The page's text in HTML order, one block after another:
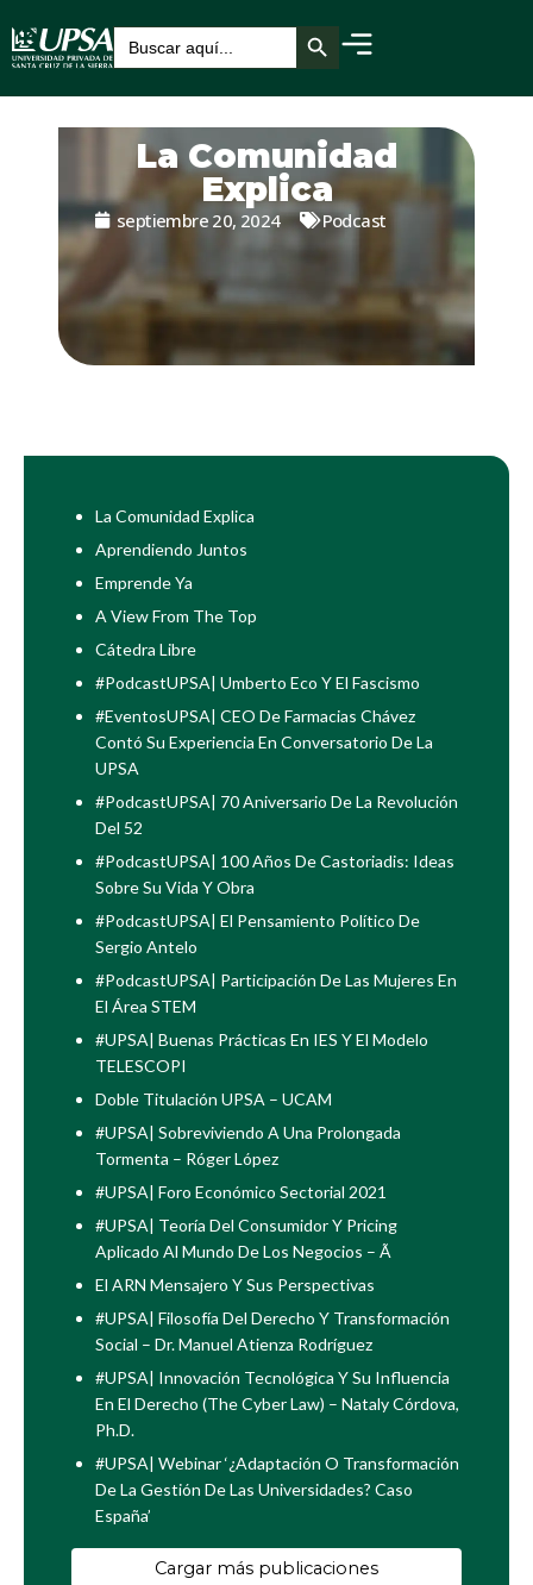
Buscar: Botón de búsqueda
La Comunidad
Explica
septiembre 20, 2024 Podcast
La Comunidad Explica
Aprendiendo Juntos
Emprende Ya
A View From The Top
Cátedra Libre
#PodcastUPSA| Umberto Eco Y El Fascismo
#EventosUPSA| CEO De Farmacias Chávez
Contó Su Experiencia En Conversatorio De La
UPSA
#PodcastUPSA| 70 Aniversario De La Revolución
Del 52
#PodcastUPSA| 100 Años De Castoriadis: Ideas
Sobre Su Vida Y Obra
#PodcastUPSA| El Pensamiento Político De
Sergio Antelo
#PodcastUPSA| Participación De Las Mujeres En
El Área STEM
#UPSA| Buenas Prácticas En IES Y El Modelo
TELESCOPI
Doble Titulación UPSA – UCAM
#UPSA| Sobreviviendo A Una Prolongada
Tormenta – Róger López
#UPSA| Foro Económico Sectorial 2021
#UPSA| Teoría Del Consumidor Y Pricing
Aplicado Al Mundo De Los Negocios – Ã
El ARN Mensajero Y Sus Perspectivas
#UPSA| Filosofía Del Derecho Y Transformación
Social – Dr. Manuel Atienza Rodríguez
#UPSA| Innovación Tecnológica Y Su Influencia
En El Derecho (The Cyber Law) – Nataly Córdova,
Ph.D.
#UPSA| Webinar ‘¿Adaptación O Transformación
De La Gestión De Las Universidades? Caso
España’
Cargar más publicaciones